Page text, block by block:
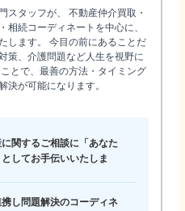
スタッフが、 不動産仲介買取・
相続コーディネートを中心に、
します。 今目の前にあることだ
策、介護問題など人生を視野に
とで、最善の方法・タイミング
決が可能になります。
関するご相談に「あなた
してお手伝いいたしま
し問題解決のコーディネ